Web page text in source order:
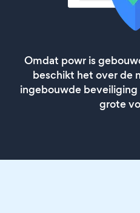
Omdat powr is
beschikt het over de
ingebouwde
grote